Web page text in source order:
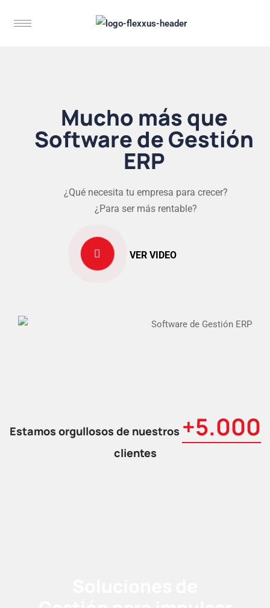
Mucho más que
Software de Gestión
ERP
¿Qué necesita tu empresa para crecer?
¿Para ser más rentable?
VER VIDEO
Estamos orgullosos de nuestros +5.000
clientes